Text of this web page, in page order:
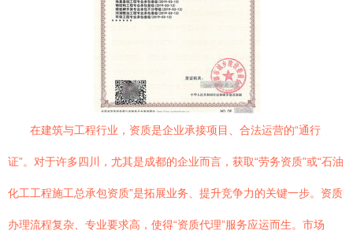
在建筑与工程行业，资质是企业承接项目、合法运营的“通行
证”。对于许多四川，尤其是成都的企业而言，获取“劳务资质”或“石油
化工工程施工总承包资质”是拓展业务、提升竞争力的关键一步。资质
办理流程复杂、专业要求高，使得“资质代理”服务应运而生。市场